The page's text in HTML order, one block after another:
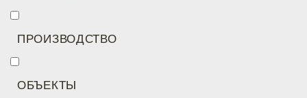
ПРОИЗВОДСТВО
ОБЪЕКТЫ